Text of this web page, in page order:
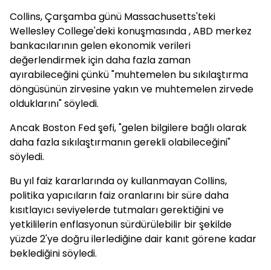
Collins, Çarşamba günü Massachusetts'teki
Wellesley College'deki konuşmasında , ABD merkez
bankacılarının gelen ekonomik verileri
değerlendirmek için daha fazla zaman
ayırabileceğini çünkü "muhtemelen bu sıkılaştırma
döngüsünün zirvesine yakın ve muhtemelen zirvede
olduklarını" söyledi.
Ancak Boston Fed şefi, "gelen bilgilere bağlı olarak
daha fazla sıkılaştırmanın gerekli olabileceğini"
söyledi.
Bu yıl faiz kararlarında oy kullanmayan Collins,
politika yapıcıların faiz oranlarını bir süre daha
kısıtlayıcı seviyelerde tutmaları gerektiğini ve
yetkililerin enflasyonun sürdürülebilir bir şekilde
yüzde 2'ye doğru ilerlediğine dair kanıt görene kadar
beklediğini söyledi.